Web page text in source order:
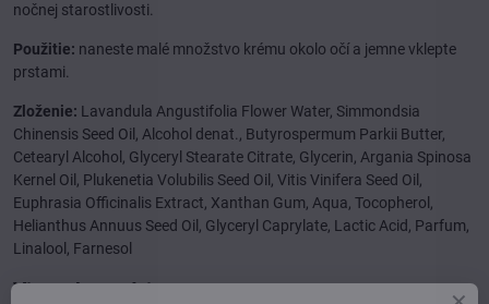
nočnej starostlivosti.
Použitie: naneste malé množstvo krému okolo očí a jemne vklepte
prstami.
Zloženie: Lavandula Angustifolia Flower Water, Simmondsia
Chinensis Seed Oil, Alcohol denat., Butyrospermum Parkii Butter,
Cetearyl Alcohol, Glyceryl Stearate Citrate, Glycerin, Argania Spinosa
Kernel Oil, Plukenetia Volubilis Seed Oil, Vitis Vinifera Seed Oil,
Euphrasia Officinalis Extract, Xanthan Gum, Aqua, Tocopherol,
Helianthus Annuus Seed Oil, Glyceryl Caprylate, Lactic Acid, Parfum,
Linalool, Farnesol
Viac z kategórie